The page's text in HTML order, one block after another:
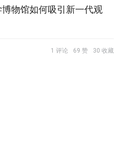
物馆如何吸引新一代观
1 评论 69 赞 30 收藏